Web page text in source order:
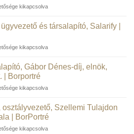
kikapcsolva
és társalapító, Salarify |
kikapcsolva
Gábor Dénes-díj, elnök,
| Borportré
kikapcsolva
osztályvezető, Szellemi Tulajdon
| BorPortré
kikapcsolva